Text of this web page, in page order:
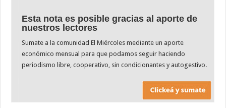
Esta nota es posible gracias al aporte de
nuestros lectores
Sumate a la comunidad El Miércoles mediante un aporte
económico mensual para que podamos seguir haciendo
periodismo libre, cooperativo, sin condicionantes y autogestivo.